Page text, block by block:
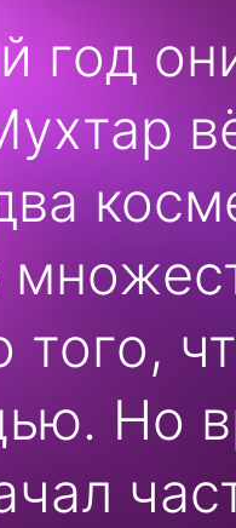
год
Но